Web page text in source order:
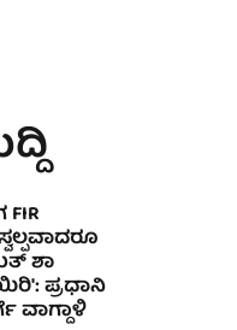
ಶಾ
ಪ್ರಧಾನಿ
ವಾಗ್ದಾಳಿ